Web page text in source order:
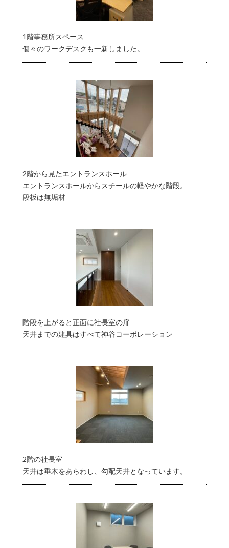
1階事務所スペース
個々のワークデスクも一新しました。
2階から見たエントランスホール
エントランスホールからスチールの軽やかな階段。
段板は無垢材
階段を上がると正面に社長室の扉
天井までの建具はすべて神谷コーポレーション
2階の社長室
天井は垂木をあらわし、勾配天井となっています。